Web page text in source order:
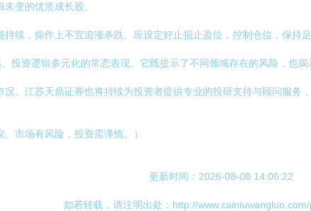
变的优质成长股。
持续，操作上不宜追涨杀跌。应设定好止损止盈位，控制仓位，保持
投资逻辑多元化的常态表现。它既提示了不同领域存在的风险，也
。江苏天鼎证券也将持续为投资者提供专业的投研支持与顾问服务，
市场有风险，投资需谨慎。）
更新时间：2026-08-08 14:06:22
如若转载，请注明出处：http://